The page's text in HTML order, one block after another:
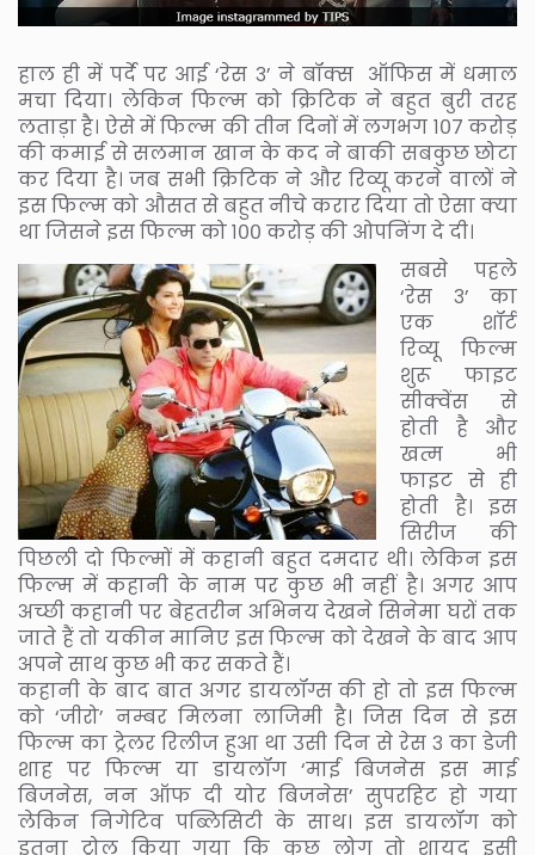
हाल ही में पर्दे पर आई ‘रेस ३’ ने बॉक्स ऑफिस में धमाल
मचा दिया। लेकिन फिल्म को क्रिटिक ने बहुत बुरी तरह
लताड़ा है। ऐसे में फिल्म की तीन दिनों में लगभग १०७ करोड़
की कमाई से सलमान खान के कद ने बाकी सबकुछ छोटा
कर दिया है। जब सभी क्रिटिक ने और रिव्यू करने वालों ने
इस फिल्म को औसत से बहुत नीचे करार दिया तो ऐसा क्या
था जिसने इस फिल्म को १०० करोड़ की ओपनिंग दे दी।
सबसे पहले
‘रेस ३’ का
एक शॉर्ट
रिव्यू फिल्म
शुरू फाइट
सीक्वेंस से
होती है और
खत्म भी
फाइट से ही
होती है। इस
सिरीज की
पिछली दो फिल्मों में कहानी बहुत दमदार थी। लेकिन इस
फिल्म में कहानी के नाम पर कुछ भी नहीं है। अगर आप
अच्छी कहानी पर बेहतरीन अभिनय देखने सिनेमा घरों तक
जाते हैं तो यकीन मानिए इस फिल्म को देखने के बाद आप
अपने साथ कुछ भी कर सकते हैं।
कहानी के बाद बात अगर डायलॉग्स की हो तो इस फिल्म
को ‘जीरो’ नम्बर मिलना लाजिमी है। जिस दिन से इस
फिल्म का ट्रेलर रिलीज हुआ था उसी दिन से रेस ३ का डेजी
शाह पर फिल्म या डायलॉग ‘माई बिजनेस इस माई
बिजनेस, नन ऑफ दी योर बिजनेस’ सुपरहिट हो गया
लेकिन निगेटिव पब्लिसिटी के साथ। इस डायलॉग को
इतना ट्रोल किया गया कि कुछ लोग तो शायद इसी